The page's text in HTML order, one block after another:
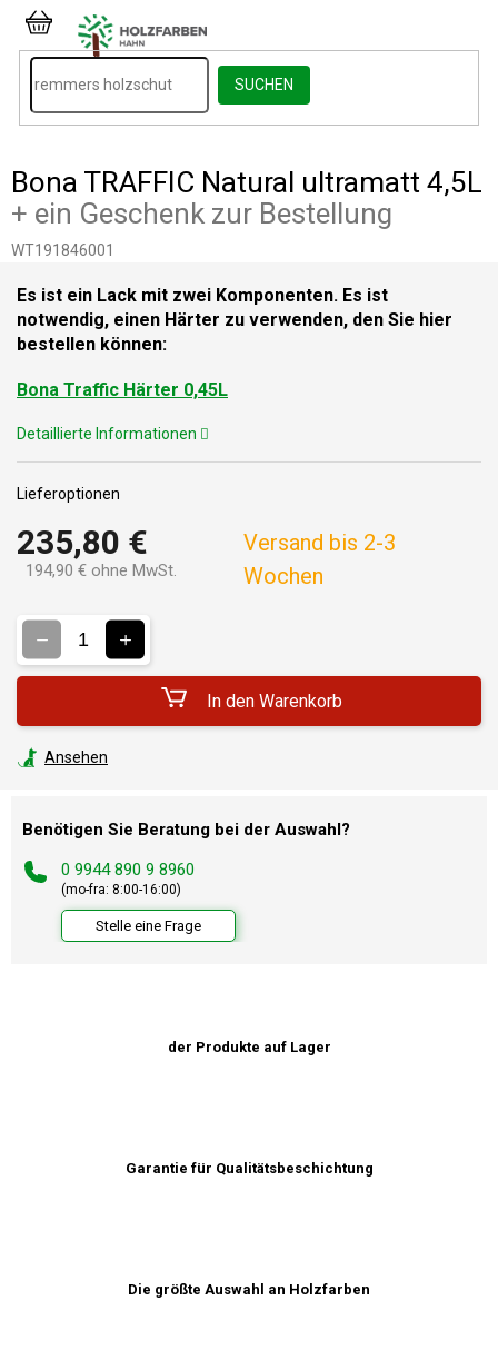
Inhalt
springen
SUCHEN
WARENKORB
Bona TRAFFIC Natural ultramatt 4,5L
+ ein Geschenk zur Bestellung
WT191846001
235,80 €
194,90 € ohne MwSt.
Versand bis 2-3
Wochen
Lieferoptionen
In den Warenkorb
Es ist ein Lack mit zwei Komponenten. Es ist
notwendig, einen Härter zu verwenden, den Sie hier
bestellen können:
Bona Traffic Härter 0,45L
Detaillierte Informationen
Ansehen
Benötigen Sie Beratung bei der Auswahl?
0 9944 890 9 8960
(mo-fra: 8:00-16:00)
Stelle eine Frage
der Produkte auf Lager
Garantie für Qualitätsbeschichtung
Die größte Auswahl an Holzfarben